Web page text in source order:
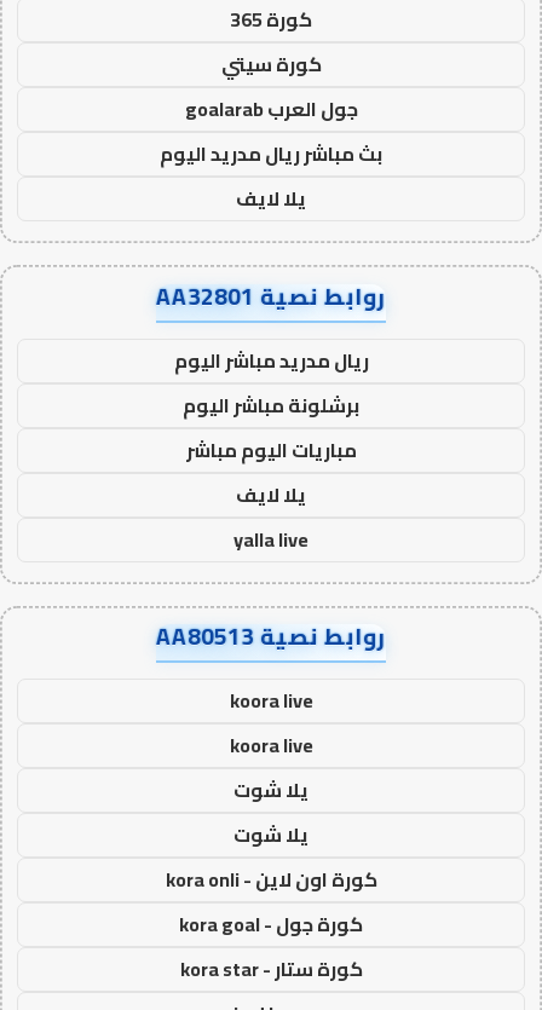
كورة 365
كورة سيتي
جول العرب goalarab
بث مباشر ريال مدريد اليوم
يلا لايف
روابط نصية AA32801
ريال مدريد مباشر اليوم
برشلونة مباشر اليوم
مباريات اليوم مباشر
يلا لايف
yalla live
روابط نصية AA80513
koora live
koora live
يلا شوت
يلا شوت
كورة اون لاين - kora onli
كورة جول - kora goal
كورة ستار - kora star